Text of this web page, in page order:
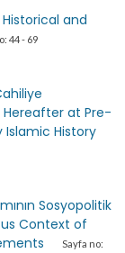
Historical and
44 - 69
Hereafter at Pre-
Islamic History
Sosyopolitik
Context of
Sayfa no: